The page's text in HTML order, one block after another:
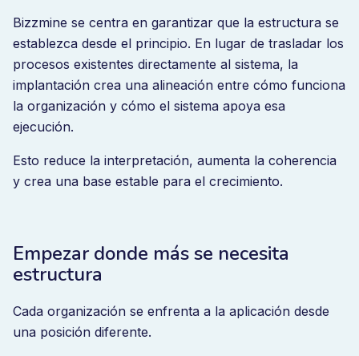
Bizzmine se centra en garantizar que la estructura se
establezca desde el principio. En lugar de trasladar los
procesos existentes directamente al sistema, la
implantación crea una alineación entre cómo funciona
la organización y cómo el sistema apoya esa
ejecución.
Esto reduce la interpretación, aumenta la coherencia
y crea una base estable para el crecimiento.
Empezar donde más se necesita
estructura
Cada organización se enfrenta a la aplicación desde
una posición diferente.